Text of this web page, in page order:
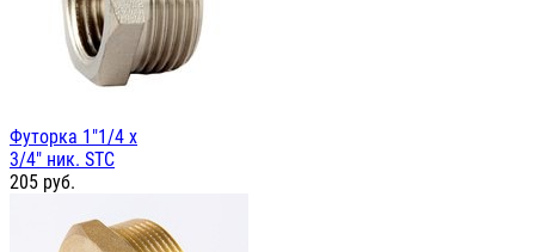
Футорка 1"1/4 х
3/4" ник. STC
205 руб.